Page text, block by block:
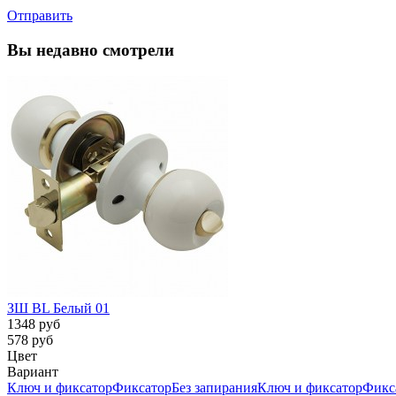
Отправить
Вы недавно смотрели
ЗШ BL Белый 01
1348 руб
578 руб
Цвет
Вариант
Ключ и фиксаторФиксаторБез запиранияКлюч и фиксатор